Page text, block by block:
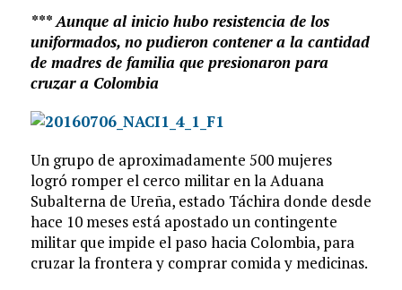
*** Aunque al inicio hubo resistencia de los
uniformados, no pudieron contener a la cantidad
de madres de familia que presionaron para
cruzar a Colombia
Un grupo de aproximadamente 500 mujeres
logró romper el cerco militar en la Aduana
Subalterna de Ureña, estado Táchira ­donde desde
hace 10 meses está apostado un contingente
militar que impide el paso hacia Colombia­, para
cruzar la frontera y comprar comida y medicinas.